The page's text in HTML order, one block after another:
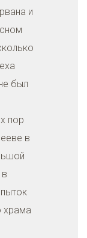
и
был
пор
в
храма